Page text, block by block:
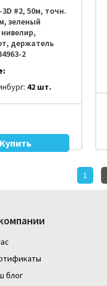
3D #2, 50м, точн.
зеленый
держатель
2
42 шт.
1
блог